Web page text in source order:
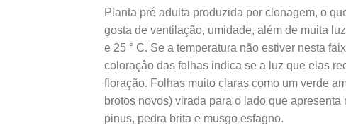
Planta pré adulta produzida por clonagem, o
gosta de ventilação, umidade, além de muita
e 25 ° C. Se a temperatura não estiver nesta
coloraçâo das folhas indica se a luz que elas
floração. Folhas muito claras como um verde
brotos novos) virada para o lado que
pinus, pedra brita e musgo esfagno.